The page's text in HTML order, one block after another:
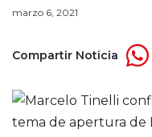
marzo 6, 2021
Compartir Noticia